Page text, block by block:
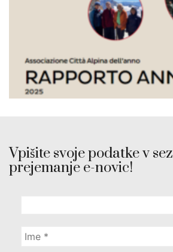
Vpišite svoje podatke v
prejemanje e-novic!